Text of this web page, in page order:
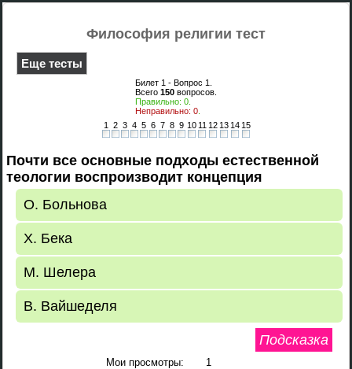
Философия религии тест
Еще тесты
Билет 1 - Вопрос 1
Всего 150 вопросов.
Правильно: 0
Неправильно: 0
1
2 3 4 5 6 7 8 9 10 11 12 13 14 15
Почти все основные подходы естественной
теологии воспроизводит концепция
О. Больнова
Х. Бека
М. Шелера
В. Вайшеделя
Подсказка
Мои просмотры:
1